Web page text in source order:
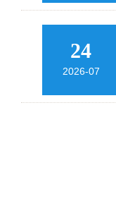
24
2026-07